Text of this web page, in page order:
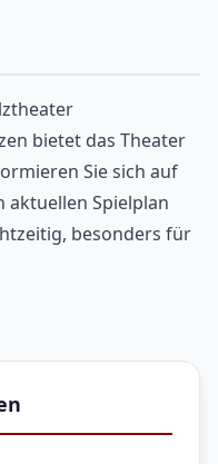
bietet das Theater
Sie sich auf
aktuellen Spielplan
besonders für